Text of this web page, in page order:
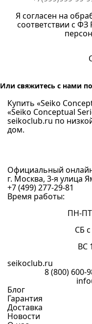
Я согласен на
соответствии с
Или свяжитесь с нами
Купить «Seiko
«Seiko Conceptual
seikoclub.ru по
дом.
Официальный
г. Москва, 3-я улица
+7 (499) 277-29-81
Время работы:
ПН-ПТ
СБ
ВС
seikoclub.ru
8 (800) 600-
Блог
Гарантия
Доставка
Новости